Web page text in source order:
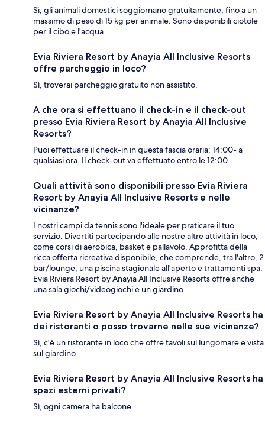
Sì, gli animali domestici soggiornano gratuitamente, fino a un
massimo di peso di 15 kg per animale. Sono disponibili ciotole
per il cibo e l'acqua.
Evia Riviera Resort by Anayia All Inclusive Resorts
offre parcheggio in loco?
Sì, troverai parcheggio gratuito non assistito.
A che ora si effettuano il check-in e il check-out
presso Evia Riviera Resort by Anayia All Inclusive
Resorts?
Puoi effettuare il check-in in questa fascia oraria: 14:00- a
qualsiasi ora. Il check-out va effettuato entro le 12:00.
Quali attività sono disponibili presso Evia Riviera
Resort by Anayia All Inclusive Resorts e nelle
vicinanze?
I nostri campi da tennis sono l'ideale per praticare il tuo
servizio. Divertiti partecipando alle nostre altre attività in loco,
come corsi di aerobica, basket e pallavolo. Approfitta della
ricca offerta ricreativa disponibile, che comprende, tra l'altro, 2
bar/lounge, una piscina stagionale all'aperto e trattamenti spa.
Evia Riviera Resort by Anayia All Inclusive Resorts offre anche
una sala giochi/videogiochi e un giardino.
Evia Riviera Resort by Anayia All Inclusive Resorts ha
dei ristoranti o posso trovarne nelle sue vicinanze?
Sì, c'è un ristorante in loco che offre tavoli sul lungomare e vista
sul giardino.
Evia Riviera Resort by Anayia All Inclusive Resorts ha
spazi esterni privati?
Sì, ogni camera ha balcone.